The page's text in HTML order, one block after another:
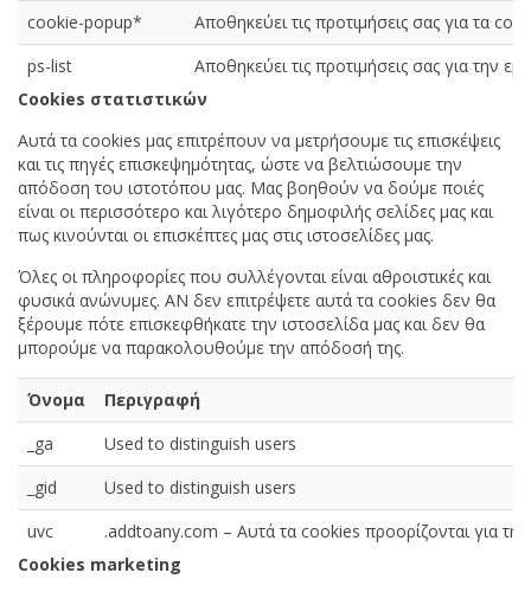
cookie-popup*
Αποθηκεύει τις προτιμήσεις σας για τα
ps-list
Αποθηκεύει τις προτιμήσεις σας για την
Cookies στατιστικών
Αυτά τα cookies μας επιτρέπουν να μετρήσουμε τις επισκέψεις
και τις πηγές επισκεψημότητας, ώστε να βελτιώσουμε την
απόδοση του ιστοτόπου μας. Μας βοηθούν να δούμε ποιές
είναι οι περισσότερο και λιγότερο δημοφιλής σελίδες μας και
πως κινούνται οι επισκέπτες μας στις ιστοσελίδες μας.
Όλες οι πληροφορίες που συλλέγονται είναι αθροιστικές και
φυσικά ανώνυμες. ΑΝ δεν επιτρέψετε αυτά τα cookies δεν θα
ξέρουμε πότε επισκεφθήκατε την ιστοσελίδα μας και δεν θα
μπορούμε να παρακολουθούμε την απόδοσή της.
Όνομα
Περιγραφή
_ga
Used to distinguish users
_gid
Used to distinguish users
uvc
.addtoany.com – Αυτά τα cookies προορίζονται για
Cookies marketing